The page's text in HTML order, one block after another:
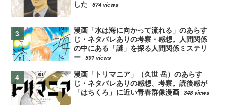
した
674 views
漫画「水は海に向かって流れる」のあらす
じ・ネタバレありの考察・感想。人間関係
の中にある「謎」を探る人間関係ミステリ
ー 591 views
漫画「トリマニア」（久世 岳）のあらす
じ・ネタバレありの感想、考察。読後感が
「はちくろ」に近い青春群像漫画 348 views